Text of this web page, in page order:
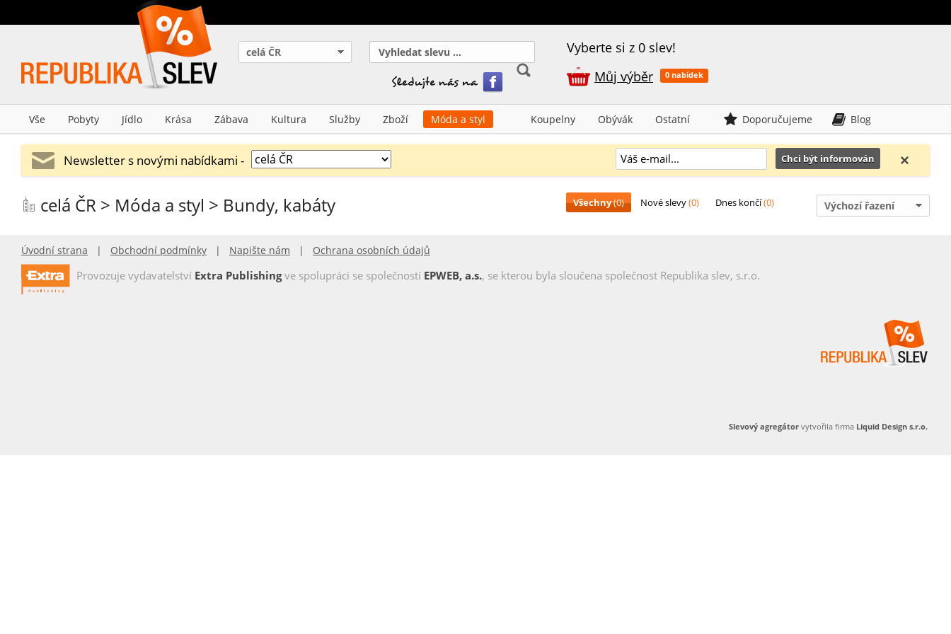
celá ČR
Vyberte si z 0 slev!
Můj výběr
0 nabídek
Vše Pobyty Jídlo Krása Zábava Kultura Služby Zboží Móda a styl Koupelny Obývák Ostatní Doporučujeme Blog
Newsletter s novými nabídkami -
celá ČR > Móda a styl > Bundy, kabáty Výchozí řazení
Všechny(0) Nové slevy(0) Dnes končí(0)
Úvodní strana | Obchodní podmínky | Napište nám | Ochrana osobních údajů
Provozuje vydavatelství Extra Publishingve spolupráci se společností EPWEB, a.s., se kterou byla sloučena společnost Republika slev, s.r.o.
Slevový agregátor vytvořila firma Liquid Design s.r.o.